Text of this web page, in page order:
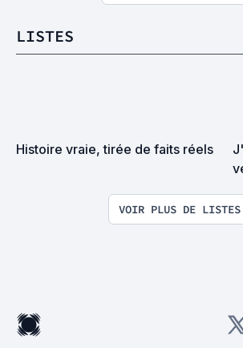
LISTES
Histoire vraie, tirée de faits réels
VOIR PLUS DE LISTES